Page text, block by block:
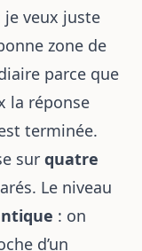
je veux juste
zone de
parce que
la réponse
terminée.
sur quatre
Le niveau
: on
d’un